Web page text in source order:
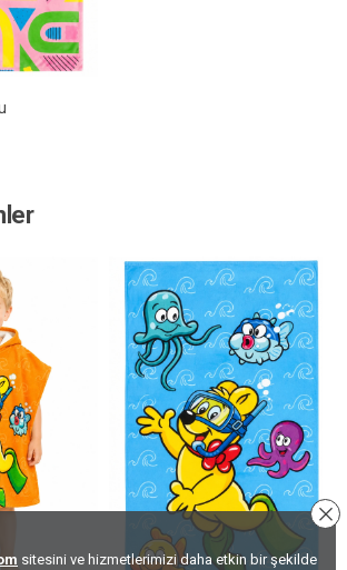
sitesini ve hizmetlerimizi daha etkin bir şekilde